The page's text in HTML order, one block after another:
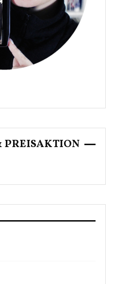
PREISAKTION